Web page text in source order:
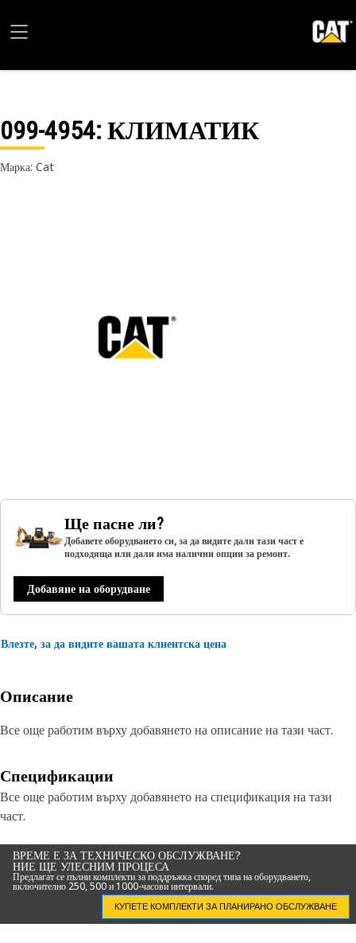
099-4954: КЛИМАТИК
Марка: Cat
Ще пасне ли?
Добавете оборудването си, за да видите дали тази част е
подходяща или дали има налични опции за ремонт.
Добавяне на оборудване
Влезте, за да видите вашата клиентска цена
Описание
Все още работим върху добавянето на описание на тази част.
Спецификации
Все още работим върху добавянето на спецификация на тази
част.
ВРЕМЕ Е ЗА ТЕХНИЧЕСКО ОБСЛУЖВАНЕ?
НИЕ ЩЕ УЛЕСНИМ ПРОЦЕСА
Предлагат се пълни комплекти за поддръжка според типа на оборудването,
включително 250, 500 и 1000-часови интервали.
КУПЕТЕ КОМПЛЕКТИ ЗА ПЛАНИРАНО ОБСЛУЖВАНЕ